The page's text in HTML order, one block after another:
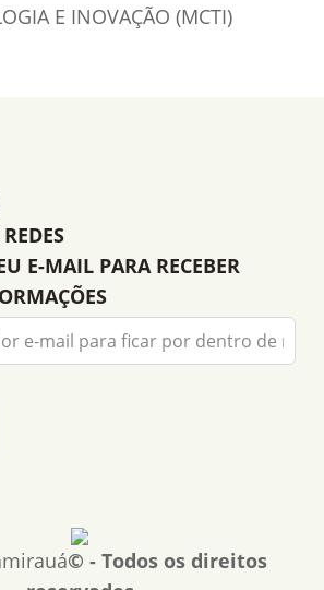
E INOVAÇÃO (MCTI)
E-MAIL PARA RECEBER
© - Todos os direitos